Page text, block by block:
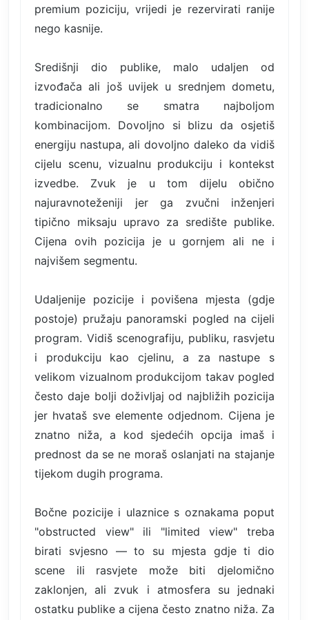
premium poziciju, vrijedi je rezervirati ranije
nego kasnije.
Središnji dio publike, malo udaljen od
izvođača ali još uvijek u srednjem dometu,
tradicionalno se smatra najboljom
kombinacijom. Dovoljno si blizu da osjetiš
energiju nastupa, ali dovoljno daleko da vidiš
cijelu scenu, vizualnu produkciju i kontekst
izvedbe. Zvuk je u tom dijelu obično
najuravnoteženiji jer ga zvučni inženjeri
tipično miksaju upravo za središte publike.
Cijena ovih pozicija je u gornjem ali ne i
najvišem segmentu.
Udaljenije pozicije i povišena mjesta (gdje
postoje) pružaju panoramski pogled na cijeli
program. Vidiš scenografiju, publiku, rasvjetu
i produkciju kao cjelinu, a za nastupe s
velikom vizualnom produkcijom takav pogled
često daje bolji doživljaj od najbližih pozicija
jer hvataš sve elemente odjednom. Cijena je
znatno niža, a kod sjedećih opcija imaš i
prednost da se ne moraš oslanjati na stajanje
tijekom dugih programa.
Bočne pozicije i ulaznice s oznakama poput
"obstructed view" ili "limited view" treba
birati svjesno — to su mjesta gdje ti dio
scene ili rasvjete može biti djelomično
zaklonjen, ali zvuk i atmosfera su jednaki
ostatku publike a cijena često znatno niža. Za